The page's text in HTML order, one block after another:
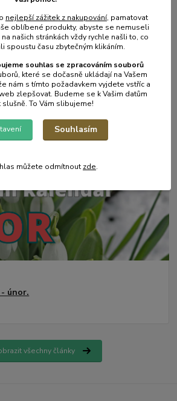
- skvělý pomocník na zahradu.
únor.
všechny články
nejlepší zážitek z nakupování, pamatovat
oblíbené produkty, abyste se nemuseli
našich stránkách vždy rychle našli to, co
spoustu času zbytečným klikáním.
souhlas se zpracováním souborů
které se dočasně ukládají na Vašem
nám s tímto požadavkem vyjdete vstříc a
zlepšovat. Budeme se k Vašim datům
slušně. To Vám slibujeme!
Souhlasím
můžete odmítnout zde.